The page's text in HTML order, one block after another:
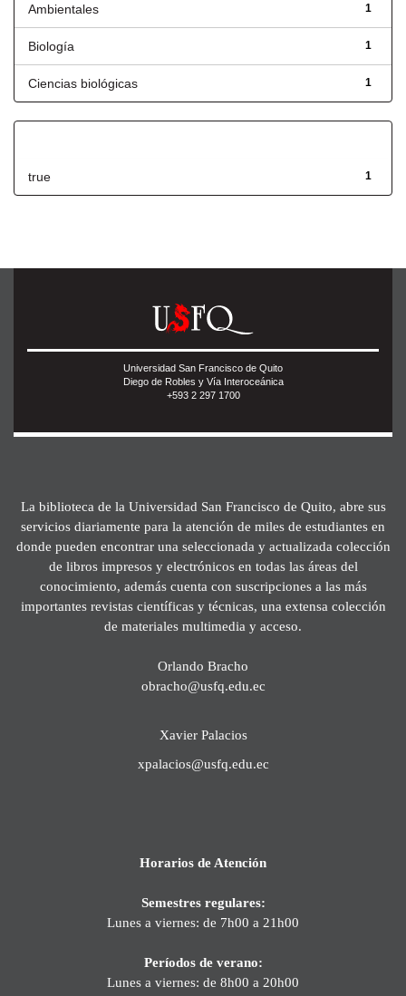
1
Ambientales
1
Biología
1
Ciencias biológicas
1
true
Universidad San Francisco de Quito
Diego de Robles y Vía Interoceánica
+593 2 297 1700
La biblioteca de la Universidad San Francisco de Quito, abre sus
servicios diariamente para la atención de miles de estudiantes en
donde pueden encontrar una seleccionada y actualizada colección
de libros impresos y electrónicos en todas las áreas del
conocimiento, además cuenta con suscripciones a las más
importantes revistas científicas y técnicas, una extensa colección
de materiales multimedia y acceso.
Orlando Bracho
obracho@usfq.edu.ec
Xavier Palacios
xpalacios@usfq.edu.ec
Horarios de Atención
Semestres regulares:
Lunes a viernes: de 7h00 a 21h00
Períodos de verano:
Lunes a viernes: de 8h00 a 20h00